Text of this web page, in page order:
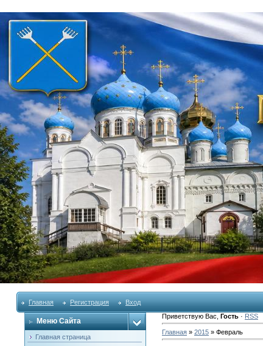
Главная Регистрация Вход
Меню Сайта
Главная страница
Приветствую Вас Гость· RSS
Главная» 2015 » Февраль